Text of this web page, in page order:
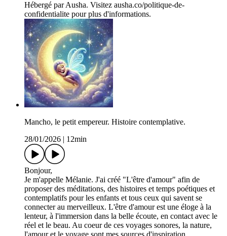
Hébergé par Ausha. Visitez ausha.co/politique-de-
confidentialite pour plus d'informations.
Mancho, le petit empereur. Histoire contemplative.
28/01/2026
12min
Bonjour,
Je m'appelle Mélanie. J'ai créé "L'être d'amour" afin de
proposer des méditations, des histoires et temps poétiques et
contemplatifs pour les enfants et tous ceux qui savent se
connecter au merveilleux. L'être d'amour est une éloge à la
lenteur, à l'immersion dans la belle écoute, en contact avec le
réel et le beau. Au coeur de ces voyages sonores, la nature,